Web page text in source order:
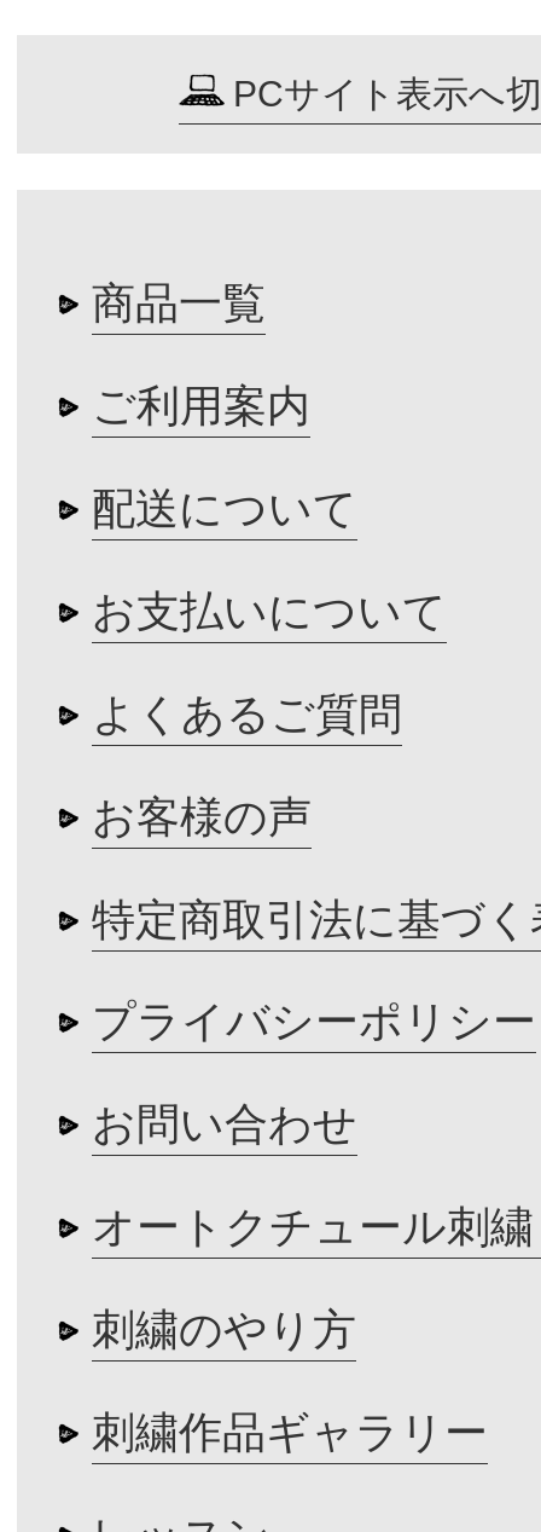
PCサイト表示へ
商品一覧
ご利用案内
配送について
お支払いについて
よくあるご質問
お客様の声
特定商取引法に基づく
プライバシーポリシー
お問い合わせ
オートクチュール刺
刺繍のやり方
刺繍作品ギャラリー